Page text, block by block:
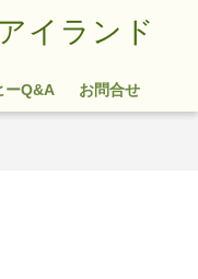
イランド
ーQ&A お問合せ